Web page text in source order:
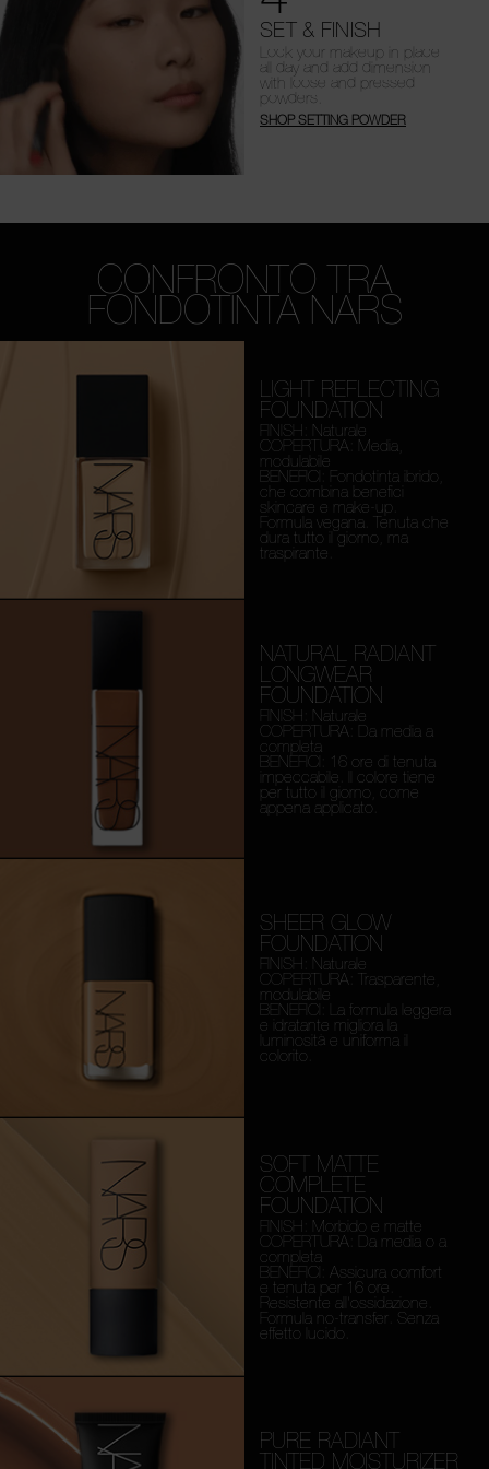
SET & FINISH
Lock your makeup in place
all day and add dimension
with loose and pressed
powders.
SHOP SETTING POWDER
CONFRONTO TRA
FONDOTINTA NARS
LIGHT REFLECTING
FOUNDATION
FINISH: Naturale
COPERTURA: Media,
modulabile
BENEFICI: Fondotinta ibrido,
che combina benefici
skincare e make-up.
Formula vegana. Tenuta che
dura tutto il giorno, ma
traspirante.
NATURAL RADIANT
LONGWEAR
FOUNDATION
FINISH: Naturale
COPERTURA: Da media a
completa
BENEFICI: 16 ore di tenuta
impeccabile. Il colore tiene
per tutto il giorno, come
appena applicato.
SHEER GLOW
FOUNDATION
FINISH: Naturale
COPERTURA: Trasparente,
modulabile
BENEFICI: La formula leggera
e idratante migliora la
luminosità e uniforma il
colorito.
SOFT MATTE
COMPLETE
FOUNDATION
FINISH: Morbido e matte
COPERTURA: Da media o a
completa
BENEFICI: Assicura comfort
e tenuta per 16 ore.
Resistente all'ossidazione.
Formula no-transfer. Senza
effetto lucido.
PURE RADIANT
TINTED MOISTURIZER